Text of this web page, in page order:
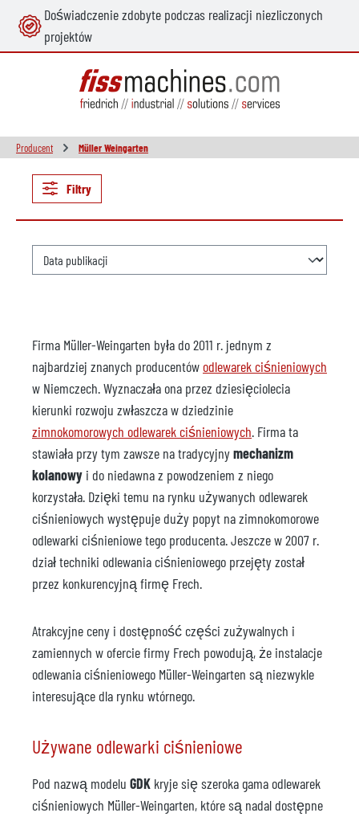
zawartości
Doświadczenie zdobyte podczas realizacji niezliczonych
projektów
Producent Müller Weingarten
Filtry
Firma Müller-Weingarten była do 2011 r. jednym z
najbardziej znanych producentów odlewarek ciśnieniowych
w Niemczech. Wyznaczała ona przez dziesięciolecia
kierunki rozwoju zwłaszcza w dziedzinie
zimnokomorowych odlewarek ciśnieniowych. Firma ta
stawiała przy tym zawsze na tradycyjnymechanizm
kolanowy i do niedawna z powodzeniem z niego
korzystała. Dzięki temu na rynku używanych odlewarek
ciśnieniowych występuje duży popyt na zimnokomorowe
odlewarki ciśnieniowe tego producenta. Jeszcze w 2007 r.
dział techniki odlewania ciśnieniowego przejęty został
przez konkurencyjną firmę Frech.
Atrakcyjne ceny i dostępność części zużywalnych i
zamiennych w ofercie firmy Frech powodują, że instalacje
odlewania ciśnieniowego Müller-Weingarten są niezwykle
interesujące dla rynku wtórnego.
Używane odlewarki ciśnieniowe
Pod nazwą modelu GDK kryje się szeroka gama odlewarek
ciśnieniowych Müller-Weingarten, które są nadal dostępne